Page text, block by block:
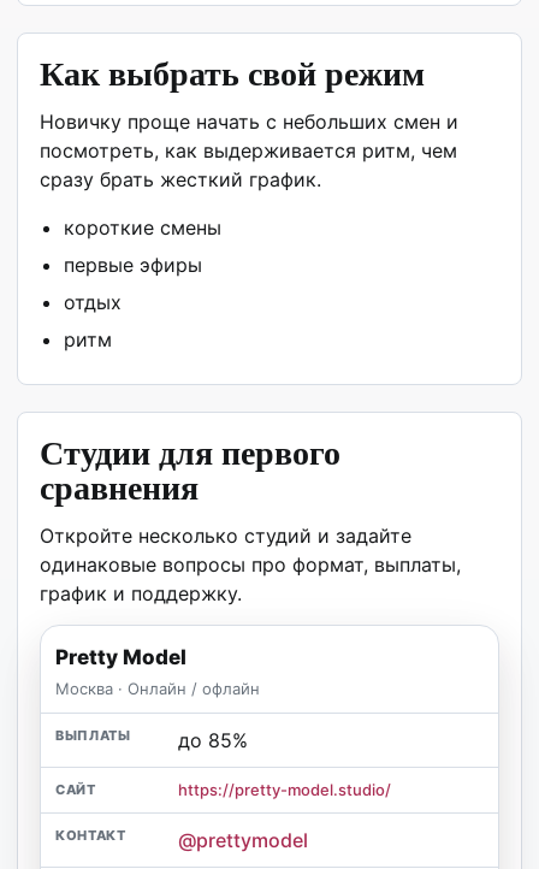
Как выбрать свой режим
Новичку проще начать с небольших смен и
посмотреть, как выдерживается ритм, чем
сразу брать жесткий график.
короткие смены
первые эфиры
отдых
ритм
Студии для первого
сравнения
Откройте несколько студий и задайте
одинаковые вопросы про формат, выплаты,
график и поддержку.
Pretty Model
Москва · Онлайн / офлайн
до 85%
https://pretty-model.studio/
@prettymodel